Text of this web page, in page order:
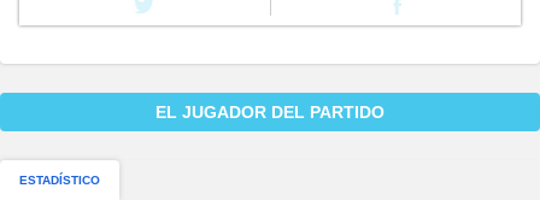
EL JUGADOR DEL PARTIDO
ESTADÍSTICO